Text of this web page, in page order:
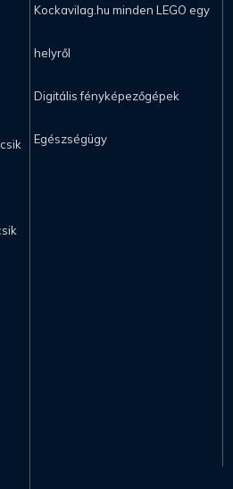
Kockavilag.hu minden LEGO egy
helyről
Digitális fényképezőgépek
Egészségügy